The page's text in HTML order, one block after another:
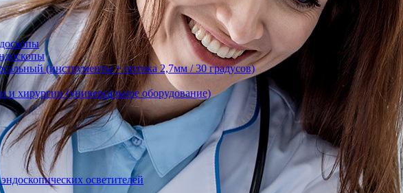
(инструменты + оптика 2,7мм / 30 градусов)
и хирургии (универсальное оборудование)
осветителей